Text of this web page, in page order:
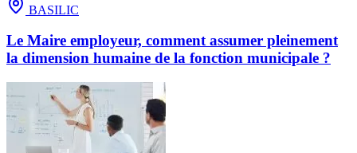
BASILIC
Le Maire employeur, comment assumer pleinement
la dimension humaine de la fonction municipale ?